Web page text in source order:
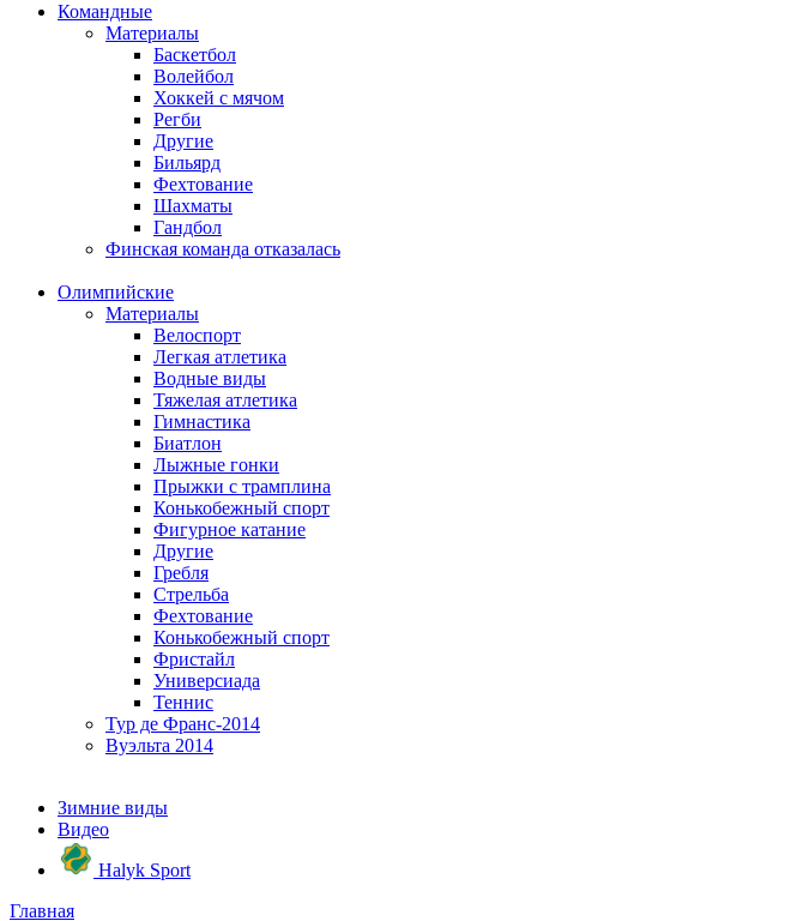
Командные
Материалы
Баскетбол
Волейбол
Хоккей с мячом
Регби
Другие
Бильярд
Фехтование
Шахматы
Гандбол
Финская команда отказалась
Олимпийские
Материалы
Велоспорт
Легкая атлетика
Водные виды
Тяжелая атлетика
Гимнастика
Биатлон
Лыжные гонки
Прыжки с трамплина
Конькобежный спорт
Фигурное катание
Другие
Гребля
Стрельба
Фехтование
Конькобежный спорт
Фристайл
Универсиада
Теннис
Тур де Франс-2014
Вуэльта 2014
Зимние виды
Видео
Halyk Sport
Главная